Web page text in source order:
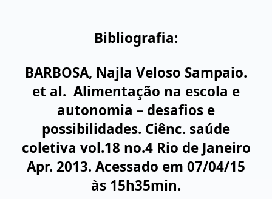
Bibliografia:
BARBOSA, Najla Veloso Sampaio.
et al. Alimentação na escola e
autonomia – desafios e
possibilidades. Ciênc. saúde
coletiva vol.18 no.4 Rio de Janeiro
Apr. 2013. Acessado em 07/04/15
às 15h35min.